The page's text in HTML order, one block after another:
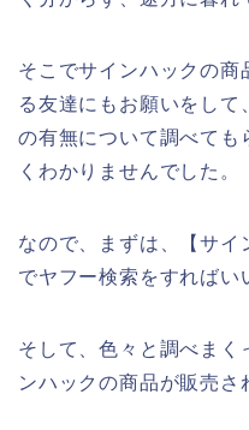
そこでサインハックの商
る友達にもお願いをして
の有無について調べても
くわかりませんでした。
なので、まずは、【サ
でヤフー検索をすればい
そして、色々と調べまく
ンハックの商品が販売さ